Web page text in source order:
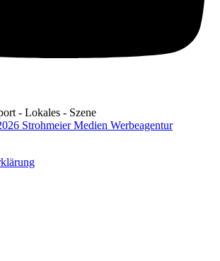
- Lokales - Szene
Strohmeier Medien Werbeagentur